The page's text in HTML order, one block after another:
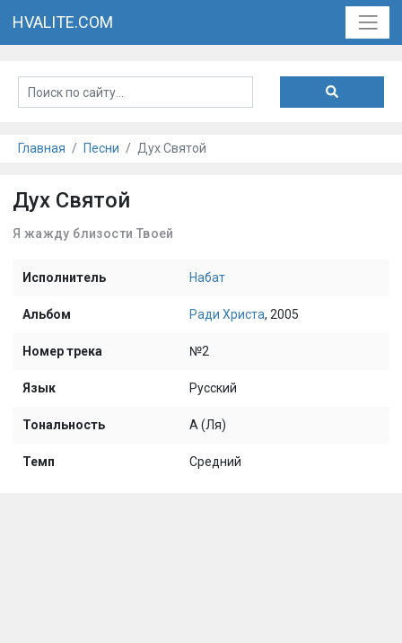
HVALITE.COM
Главная Песни Дух Святой
Дух Святой
Я жажду близости Твоей
Исполнитель Набат
Альбом Ради Христа, 2005
Номер трека №2
Язык Русский
Тональность A (Ля)
Темп Средний